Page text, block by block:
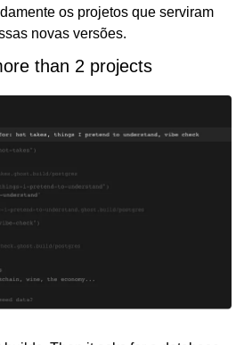
os projetos que serviram
novas versões.
than 2 projects